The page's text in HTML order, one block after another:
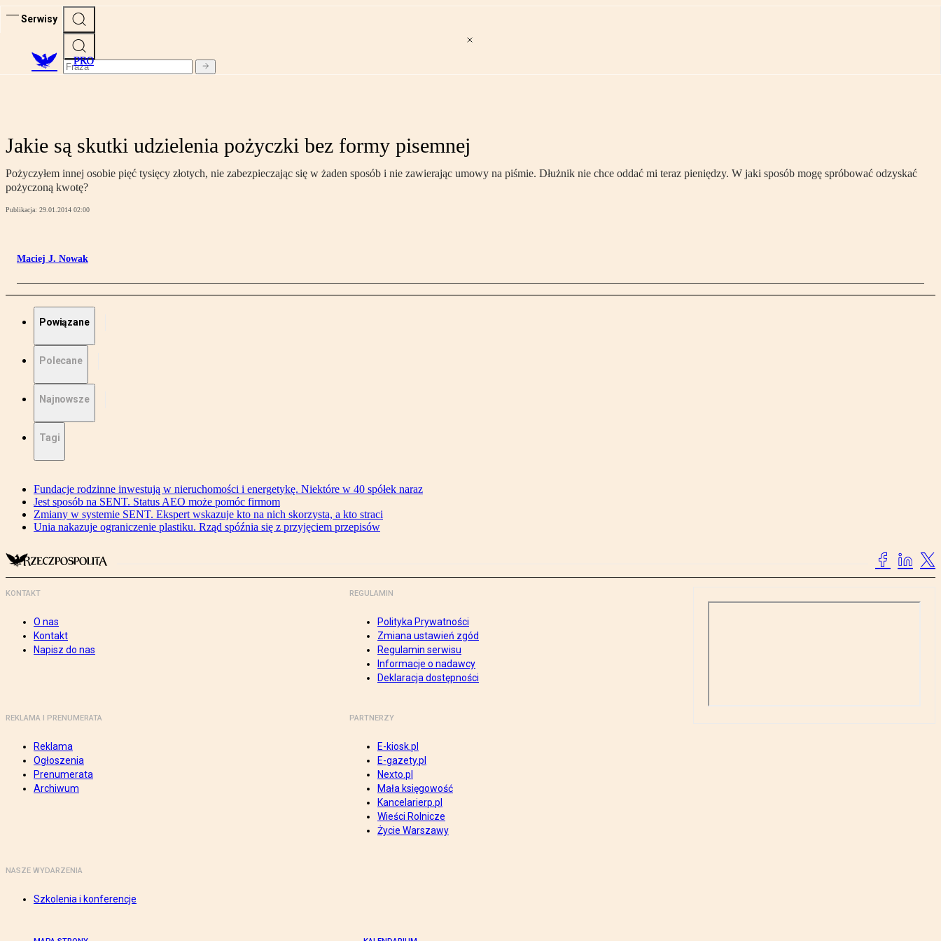
Serwisy
PRO
Jakie są skutki udzielenia pożyczki bez formy pisemnej
Pożyczyłem innej osobie pięć tysięcy złotych, nie zabezpieczając się w żaden sposób i nie zawierając umowy na piśmie. Dłużnik nie chce oddać mi teraz pieniędzy. W jaki sposób mogę spróbować odzyskać
pożyczoną kwotę?
Publikacja: 29.01.2014 02:00
Maciej J. Nowak
Powiązane
Polecane
Najnowsze
Tagi
Fundacje rodzinne inwestują w nieruchomości i energetykę. Niektóre w 40 spółek naraz
Jest sposób na SENT. Status AEO może pomóc firmom
Zmiany w systemie SENT. Ekspert wskazuje kto na nich skorzysta, a kto straci
Unia nakazuje ograniczenie plastiku. Rząd spóźnia się z przyjęciem przepisów
KONTAKT
O nas
Kontakt
Napisz do nas
REGULAMIN
Polityka Prywatności
Zmiana ustawień zgód
Regulamin serwisu
Informacje o nadawcy
Deklaracja dostępności
REKLAMA I PRENUMERATA
Reklama
Ogłoszenia
Prenumerata
Archiwum
PARTNERZY
E-kiosk.pl
E-gazety.pl
Nexto.pl
Mała księgowość
Kancelarierp.pl
Wieści Rolnicze
Życie Warszawy
NASZE WYDARZENIA
Szkolenia i konferencje